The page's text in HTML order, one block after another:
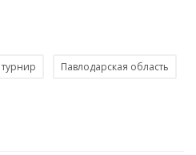
турнир Павлодарская область